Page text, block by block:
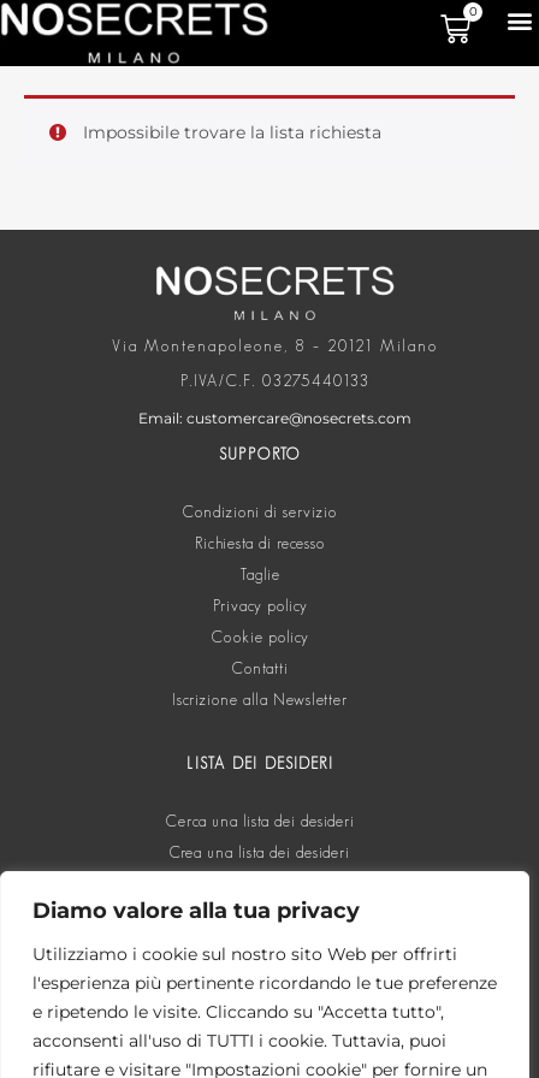
Diamo valore alla tua privacy
Utilizziamo i cookie sul nostro sito Web per offrirti
l'esperienza più pertinente ricordando le tue preferenze
e ripetendo le visite. Cliccando su "Accetta tutto",
acconsenti all'uso di TUTTI i cookie. Tuttavia, puoi
rifiutare e visitare "Impostazioni cookie" per fornire un
0
Impossibile trovare la lista richiesta
Via Montenapoleone, 8 – 20121 Milano
P.IVA/C.F. 03275440133
Email: customercare@nosecrets.com
SUPPORTO
Condizioni di servizio
Richiesta di recesso
Taglie
Privacy policy
Cookie policy
Contatti
Iscrizione alla Newsletter
LISTA DEI DESIDERI
Cerca una lista dei desideri
Crea una lista dei desideri
SOCIAL